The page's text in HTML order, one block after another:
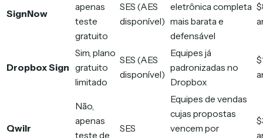
SignNow
apenas
teste
gratuito
SES (AES
disponível)
eletrônica completa
mais barata e
defensável
Dropbox Sign
Sim, plano
gratuito
limitado
SES (AES
disponível)
Equipes já
padronizadas no
Dropbox
Qwilr
Não,
apenas
teste de
SES
Equipes de vendas
cujas propostas
vencem por